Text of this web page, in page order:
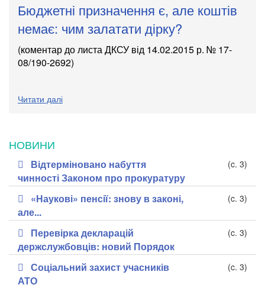
Бюджетні призначення є, але коштів
немає: чим залатати дірку?
(коментар до листа ДКСУ від 14.02.2015 р. № 17-
08/190-2692)
Читати далі
НОВИНИ
Відтерміновано набуття
чинності Законом про прокуратуру
(c. 3)
«Наукові» пенсії: знову в законі,
але...
(c. 3)
Перевірка декларацій
держслужбовців: новий Порядок
(c. 3)
Соціальний захист учасників
АТО
(c. 3)